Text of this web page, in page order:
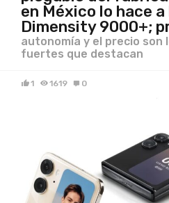
en México lo hace
Dimensity 9000+;
autonomía y el precio son
fuertes que destacan
1 1619 0